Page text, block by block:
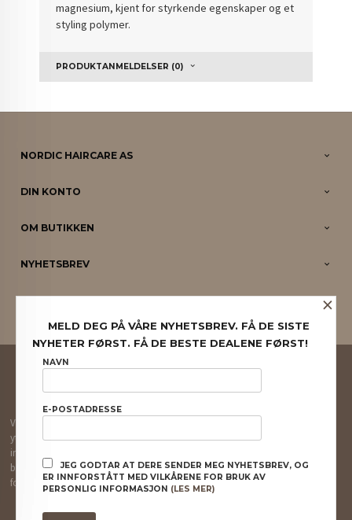
magnesium, kjent for styrkende egenskaper og et
styling polymer.
PRODUKTANMELDELSER (0)
NORDIC HAIRCARE AS
DIN KONTO
OM BUTIKKEN
NYHETSBREV
PARTNERE
FRAKT
Vår nettbutikk bruker cookies slik at du får en bedre kjøpsopplevelse og vi kan
yte deg bedre service. Vi bruker cookies hovedsaklig til å lagre
innloggingsdetaljer og huske hva du har puttet i handlekurven din. Fortsett å
bruke siden som normalt om du godtar dette.Les merellerendre innstillinger
for cookies.
×
MELD DEG PÅ VÅRE NYHETSBREV. FÅ DE SISTE
NYHETER FØRST. FÅ DE BESTE DEALENE FØRST!
NAVN
E-POSTADRESSE
JEG GODTAR AT DERE SENDER MEG NYHETSBREV, OG
ER INNFORSTÅTT MED VILKÅRENE FOR BRUK AV
PERSONLIG INFORMASJON (LES MER)